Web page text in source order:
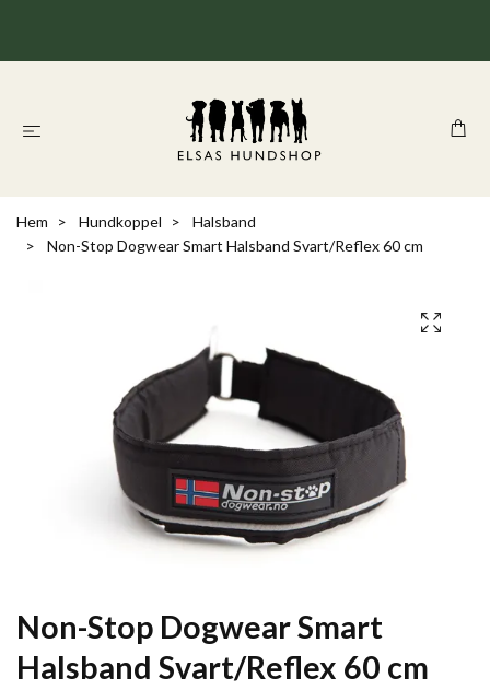
Hem Hundkoppel
Halsband
Non-Stop Dogwear Smart Halsband Svart/Reflex 60 cm
Non-Stop Dogwear Smart
Halsband Svart/Reflex 60 cm